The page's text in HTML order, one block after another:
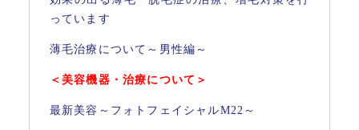
っています
薄毛治療について～男性編～
＜美容機器・治療について＞
最新美容～フォトフェイシャルM22～